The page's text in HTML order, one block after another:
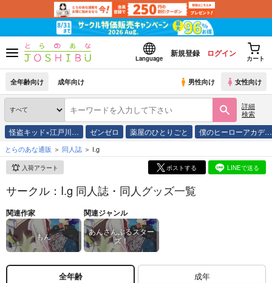
Language
新規登録 ログイン
カート
全年齢向け 成年向け 男性向け 女性向け
詳細
検索
怪盗キッド×江戸川… ゼンゼロ 薬屋のひとりごと 僕のヒーローアカデ…
とらのあな通販 同人誌 I.g
入荷アラート ポストする LINEで送る
サークル：I.g 同人誌・同人グッズ一覧
関連作家
もん
関連ジャンル
あんさんぶるスター
ズ！
全年齢 成年